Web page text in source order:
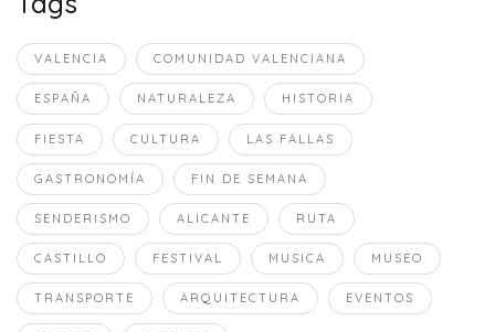
VALENCIA COMUNIDAD VALENCIANA
ESPAÑA NATURALEZA HISTORIA
FIESTA CULTURA LAS FALLAS
GASTRONOMÍA FIN DE SEMANA
SENDERISMO ALICANTE RUTA
CASTILLO FESTIVAL MUSICA MUSEO
TRANSPORTE ARQUITECTURA EVENTOS